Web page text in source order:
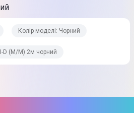
Колір моделі: Чорний
D (M/M) 2м чорний